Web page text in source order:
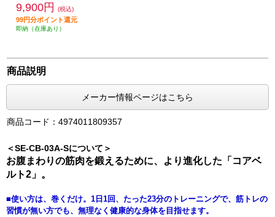
9,900円 (税込)
99円分ポイント還元
即納（在庫あり）
商品説明
メーカー情報ページはこちら
商品コード：4974011809357
＜SE-CB-03A-Sについて＞
お腹まわりの筋肉を鍛えるために、より進化した「コアベ
ルト2」。
■使い方は、巻くだけ。1日1回、たった23分のトレーニングで、筋トレの
習慣が無い方でも、無理なく健康的な身体を目指せます。